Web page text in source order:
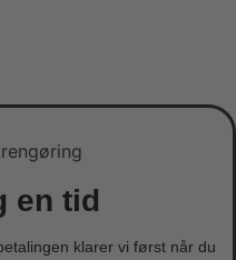
en tid
klarer vi først når du